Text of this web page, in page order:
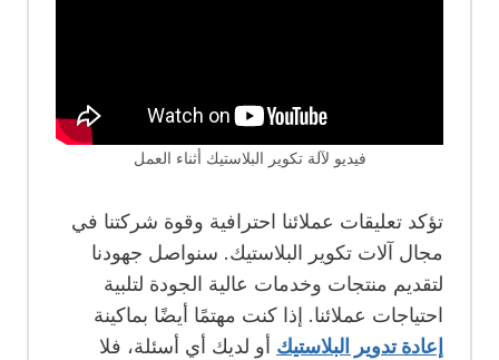
فيديو لآلة تكوير البلاستيك أثناء العمل
تؤكد تعليقات عملائنا احترافية وقوة شركتنا في
مجال آلات تكوير البلاستيك. سنواصل جهودنا
لتقديم منتجات وخدمات عالية الجودة لتلبية
احتياجات عملائنا. إذا كنت مهتمًا أيضًا بماكينة
إعادة تدوير البلاستيك أو لديك أي أسئلة، فلا